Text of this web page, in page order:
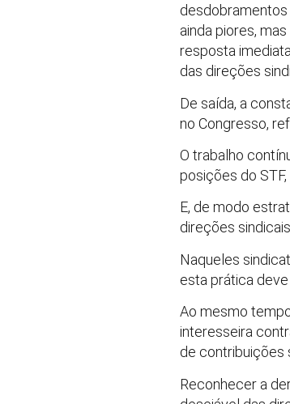
ainda piores,
resposta
das direções
De saída, a
no Congresso,
O trabalho
posições do
E, de modo
direções
Naqueles
esta prática
Ao mesmo
interesseira
de contribuições
Reconhecer a